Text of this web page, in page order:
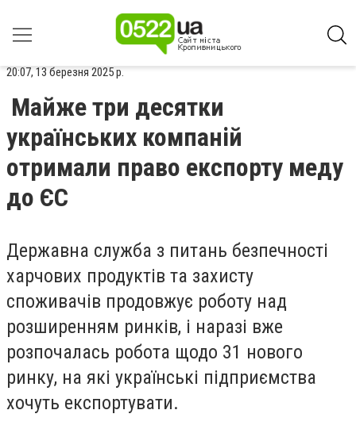
20:07, 13 березня 2025 р.
Майже три десятки
українських компаній
отримали право експорту меду
до ЄС
Державна служба з питань безпечності
харчових продуктів та захисту
споживачів продовжує роботу над
розширенням ринків, і наразі вже
розпочалась робота щодо 31 нового
ринку, на які українські підприємства
хочуть експортувати.